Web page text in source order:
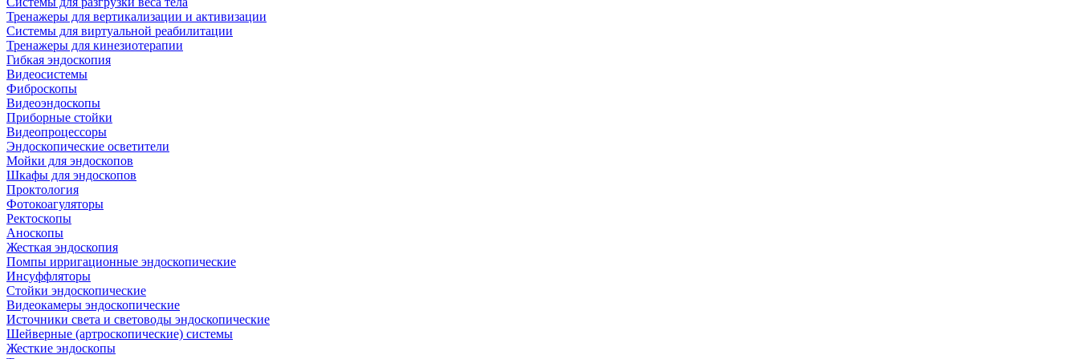
Тренажеры для вертикализации и активизации
Системы для виртуальной реабилитации
Тренажеры для кинезиотерапии
Гибкая эндоскопия
Видеосистемы
Фиброскопы
Видеоэндоскопы
Приборные стойки
Видеопроцессоры
Эндоскопические осветители
Мойки для эндоскопов
Шкафы для эндоскопов
Проктология
Фотокоагуляторы
Ректоскопы
Аноскопы
Жесткая эндоскопия
Помпы ирригационные эндоскопические
Инсуффляторы
Стойки эндоскопические
Видеокамеры эндоскопические
Источники света и световоды эндоскопические
Шейверные (артроскопические) системы
Жесткие эндоскопы